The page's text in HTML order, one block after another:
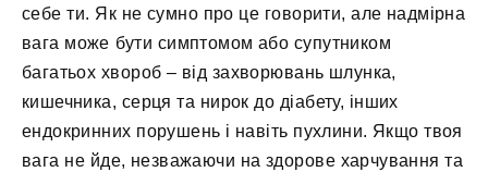
себе ти. Як не сумно про це говорити, але надмірна
вага може бути симптомом або супутником
багатьох хвороб – від захворювань шлунка,
кишечника, серця та нирок до діабету, інших
ендокринних порушень і навіть пухлини. Якщо твоя
вага не йде, незважаючи на здорове харчування та